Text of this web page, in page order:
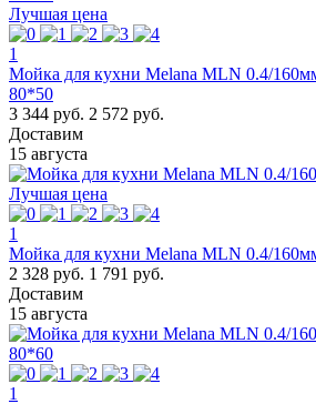
Лучшая цена
1
Мойка для кухни Melana MLN 0.4/
80*50
3 344 руб. 2 572 руб.
Доставим
15 августа
Лучшая цена
1
Мойка для кухни Melana MLN 0.4/
2 328 руб. 1 791 руб.
Доставим
15 августа
1